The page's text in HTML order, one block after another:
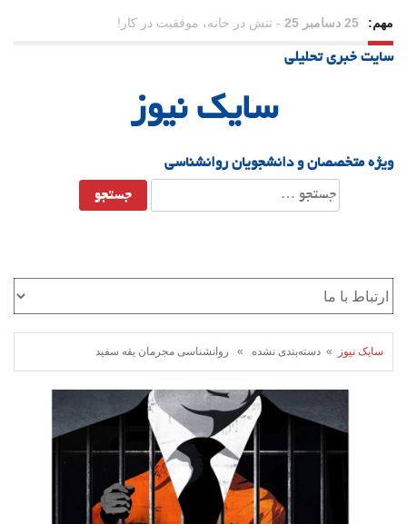
مهم: 23 دسامبر 25 - چرا اراده می‌کنیم ولی شکست می‌خوریم؟
21 دسامبر 25
سایت خبری تحلیلی
سایک نیوز
ویژه متخصصان و دانشجویان روانشناسی
جستجو
برای:
سایک نیوز » دسته‌بندی نشده » روانشناسی مجرمان یقه سفید